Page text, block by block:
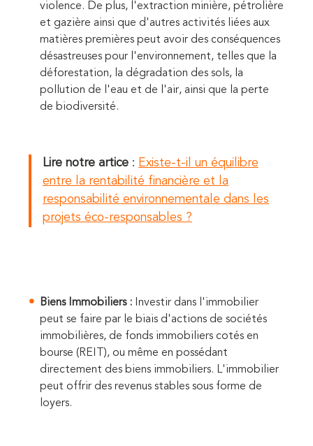
violence. De plus, l'extraction minière, pétrolière
et gazière ainsi que d'autres activités liées aux
matières premières peut avoir des conséquences
désastreuses pour l'environnement, telles que la
déforestation, la dégradation des sols, la
pollution de l'eau et de l'air, ainsi que la perte
de biodiversité.
Lire notre artice : Existe-t-il un équilibre
entre la rentabilité financière et la
responsabilité environnementale dans les
projets éco-responsables ?
Biens Immobiliers : Investir dans l'immobilier
peut se faire par le biais d'actions de sociétés
immobilières, de fonds immobiliers cotés en
bourse (REIT), ou même en possédant
directement des biens immobiliers. L'immobilier
peut offrir des revenus stables sous forme de
loyers.